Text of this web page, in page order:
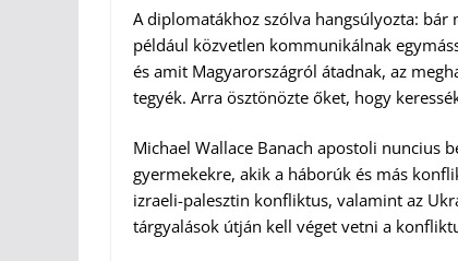
A diplomatákhoz szólva hangsúlyozta:
például közvetlen kommunikálnak
és amit Magyarországról átadnak, az
tegyék. Arra ösztönözte őket, hogy
Michael Wallace Banach apostoli nuncius
gyermekekre, akik a háborúk és más
izraeli-palesztin konfliktus, valamint az
tárgyalások útján kell véget vetni a